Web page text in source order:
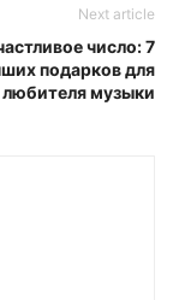
Next article
число: 7
подарков для
любителя музыки